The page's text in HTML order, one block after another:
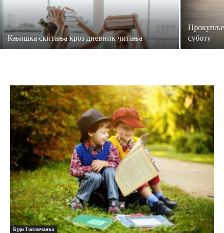
Књишка скитања кроз дневник читања
Прокупље
суботу
Буди Топличанка